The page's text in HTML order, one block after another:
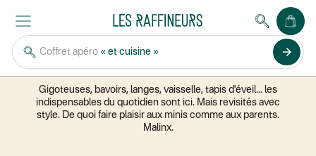
Coffret apéro « et cuisine » arrow_forward
MODE & ÉQUIPEMENT
Articles de puériculture et vêtements pour bébés et
Gigoteuses, bavoirs, langes, vaisselle, tapis d'éveil... les
indispensables du quotidien sont ici. Mais revisités avec
style. De quoi faire plaisir aux minis comme aux parents.
Malinx.